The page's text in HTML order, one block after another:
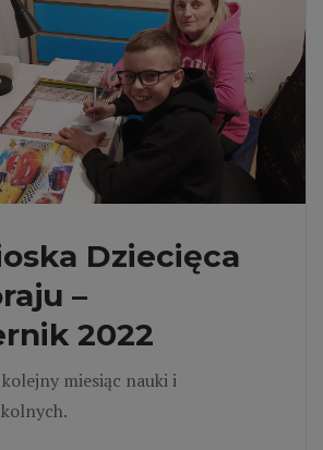
Dziecięca
–
2022
miesiąc nauki i